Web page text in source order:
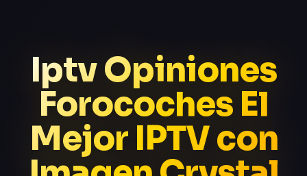
Iptv Opiniones
Forocoches El
Mejor IPTV con